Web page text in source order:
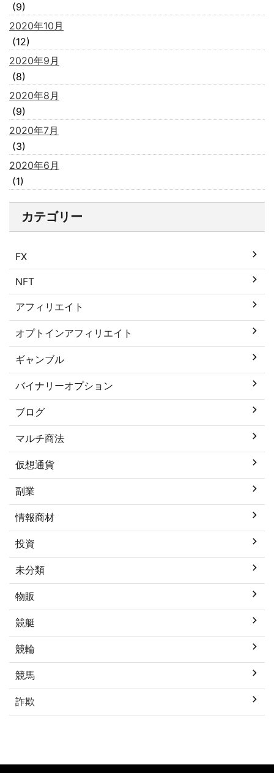
(9)
2020年10月
(12)
2020年9月
(8)
2020年8月
(9)
2020年7月
(3)
2020年6月
(1)
カテゴリー
FX
NFT
アフィリエイト
オプトインアフィリエイト
ギャンブル
バイナリーオプション
ブログ
マルチ商法
仮想通貨
副業
情報商材
投資
未分類
物販
競艇
競輪
競馬
詐欺